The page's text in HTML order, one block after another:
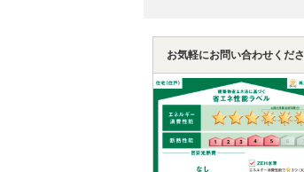
お気軽にお問い合わせくだ